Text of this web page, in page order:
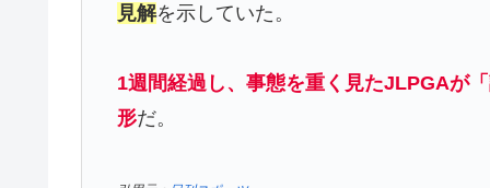
見解を示していた。
1週間経過し、事態を重く見たJLPGAが
形だ。